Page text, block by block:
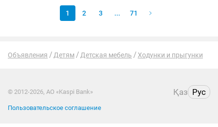
1 2 3 ... 71
Объявления Детям Детская мебель Ходунки и прыгунки
© 2012-2026, АО «Kaspi Bank» Қаз Рус
Пользовательское соглашение